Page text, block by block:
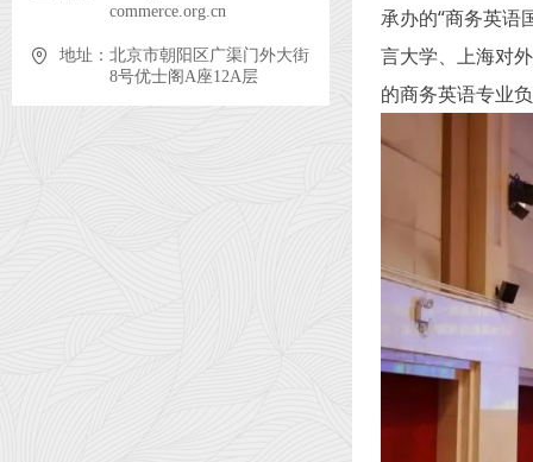
commerce.org.cn
地址： 北京市朝阳区广渠门外大街
8号优士阁A座12A层
承办的“商务英语
言大学、上海对
的商务英语专业